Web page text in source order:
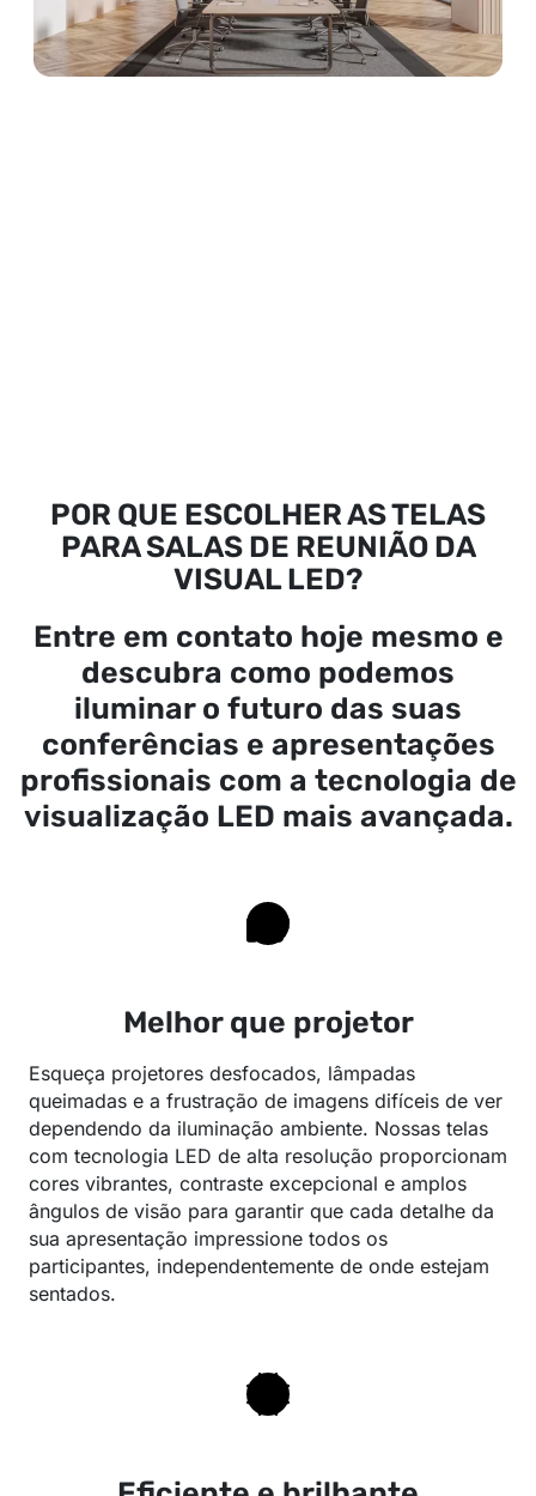
POR QUE ESCOLHER AS TELAS
PARA SALAS DE REUNIÃO DA
VISUAL LED?
Entre em contato hoje mesmo e
descubra como podemos
iluminar o futuro das suas
conferências e apresentações
profissionais com a tecnologia de
visualização LED mais avançada.
Melhor que projetor
Esqueça projetores desfocados, lâmpadas
queimadas e a frustração de imagens difíceis de ver
dependendo da iluminação ambiente. Nossas telas
com tecnologia LED de alta resolução proporcionam
cores vibrantes, contraste excepcional e amplos
ângulos de visão para garantir que cada detalhe da
sua apresentação impressione todos os
participantes, independentemente de onde estejam
sentados.